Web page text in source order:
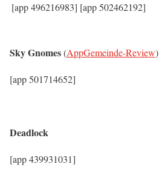
[app 496216983] [app 502462192]
Sky Gnomes(AppGemeinde-Review)
[app 501714652]
Deadlock
[app 439931031]